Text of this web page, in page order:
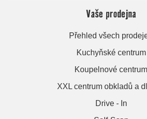
Vaše prodejna
Přehled všech
Kuchyňské centrum
Koupelnové centrum
XXL centrum obkladů a
Drive - In